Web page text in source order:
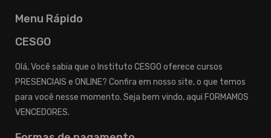
Menu Rápido
CESGO
Olá, Você sabia que o Instituto CESGO oferece cursos
PRESENCIAIS e ONLINE? Confira em nosso site, o que temos
para você nesse momento. Seja bem vindo, aqui FORMAMOS
VENCEDORES.